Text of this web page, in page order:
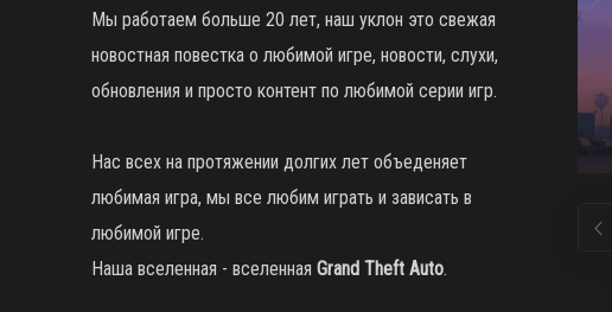
Мы работаем больше 20 лет, наш уклон это свежая
новостная повестка о любимой игре, новости, слухи,
обновления и просто контент по любимой серии игр.
Нас всех на протяжении долгих лет объеденяет
любимая игра, мы все любим играть и зависать в
любимой игре.
Наша вселенная - вселенная Grand Theft Auto.